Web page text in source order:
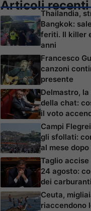
Articoli recenti
Thailandia,
Bangkok:
feriti. Il killer
anni
Francesco
canzoni
presente
Delmastro, la
della chat:
il voto
Campi
gli sfollati:
al mese dopo
Taglio
24 agosto:
dei carburanti
Ceuta,
riaccendono